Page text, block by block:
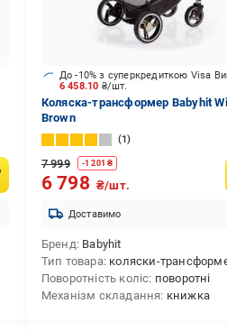
6 458.10 ₴/шт.
До -10% з суперкредиткою Visa
Коляска-трансформер Babyhit
Brown
1
7 999 -1 201 ₴
6 798 ₴/шт.
Доставимо
Бренд Babyhit
Тип товара коляски-
Поворотність коліс поворотні
Механізм складання книжка